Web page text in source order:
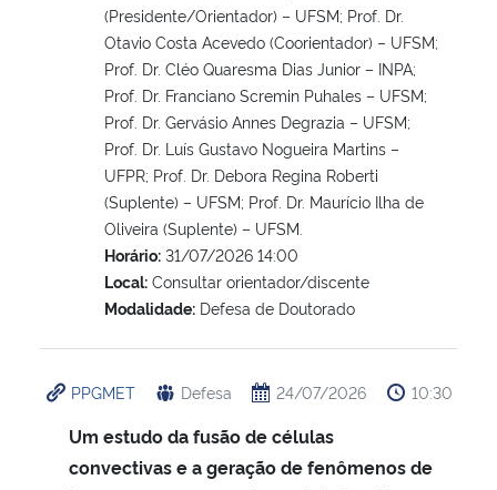
(Presidente/Orientador) – UFSM; Prof. Dr.
Otavio Costa Acevedo (Coorientador) – UFSM;
Prof. Dr. Cléo Quaresma Dias Junior – INPA;
Prof. Dr. Franciano Scremin Puhales – UFSM;
Prof. Dr. Gervásio Annes Degrazia – UFSM;
Prof. Dr. Luís Gustavo Nogueira Martins –
UFPR; Prof. Dr. Debora Regina Roberti
(Suplente) – UFSM; Prof. Dr. Maurício Ilha de
Oliveira (Suplente) – UFSM.
Horário: 31/07/2026 14:00
Local: Consultar orientador/discente
Modalidade: Defesa de Doutorado
PPGMET Defesa 24/07/2026 10:30
Um estudo da fusão de células
convectivas e a geração de fenômenos de